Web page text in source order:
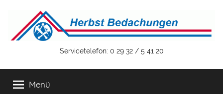
springen
Herbst
Bedachungen
Servicetelefon: 0 29 32 / 5 41 20
Menü